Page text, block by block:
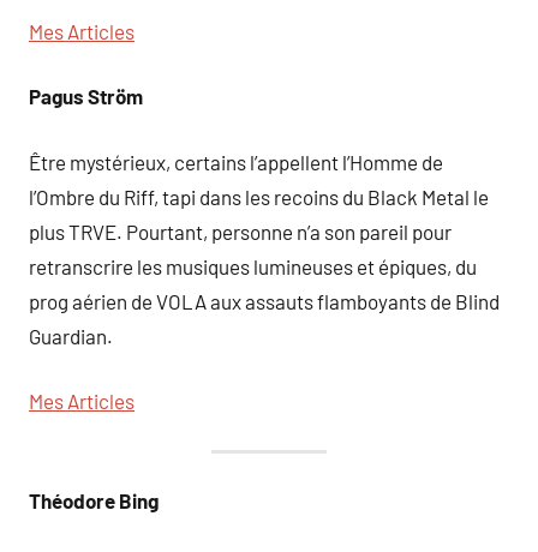
Mes Articles
Pagus Ström
Être mystérieux, certains l’appellent l’Homme de
l’Ombre du Riff, tapi dans les recoins du Black Metal le
plus TRVE. Pourtant, personne n’a son pareil pour
retranscrire les musiques lumineuses et épiques, du
prog aérien de VOLA aux assauts flamboyants de Blind
Guardian.
Mes Articles
Théodore Bing